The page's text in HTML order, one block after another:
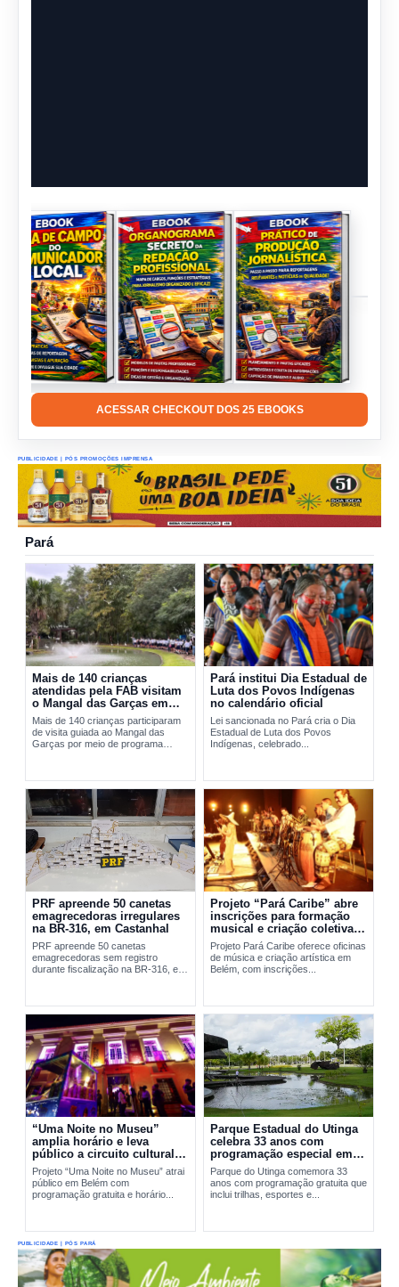
ACESSAR CHECKOUT DOS 25 EBOOKS
PUBLICIDADE | PÓS PROMOÇÕES IMPRENSA
Pará
Mais de 140 crianças
atendidas pela FAB visitam
o Mangal das Garças em
Belém
Mais de 140 crianças participaram
de visita guiada ao Mangal das
Garças por meio de programa
Pará institui Dia Estadual de
Luta dos Povos Indígenas
no calendário oficial
Lei sancionada no Pará cria o Dia
Estadual de Luta dos Povos
Indígenas, celebrado...
PRF apreende 50 canetas
emagrecedoras irregulares
na BR-316, em Castanhal
PRF apreende 50 canetas
emagrecedoras sem registro
durante fiscalização na BR-316, em
Projeto “Pará Caribe” abre
inscrições para formação
musical e criação coletiva
em Belém
Projeto Pará Caribe oferece oficinas
de música e criação artística em
Belém, com inscrições...
“Uma Noite no Museu”
amplia horário e leva
público a circuito cultural
em Belém
Projeto “Uma Noite no Museu” atrai
público em Belém com
programação gratuita e horário...
Parque Estadual do Utinga
celebra 33 anos com
programação especial em
Belém
Parque do Utinga comemora 33
anos com programação gratuita que
inclui trilhas, esportes e...
PUBLICIDADE | PÓS PARÁ